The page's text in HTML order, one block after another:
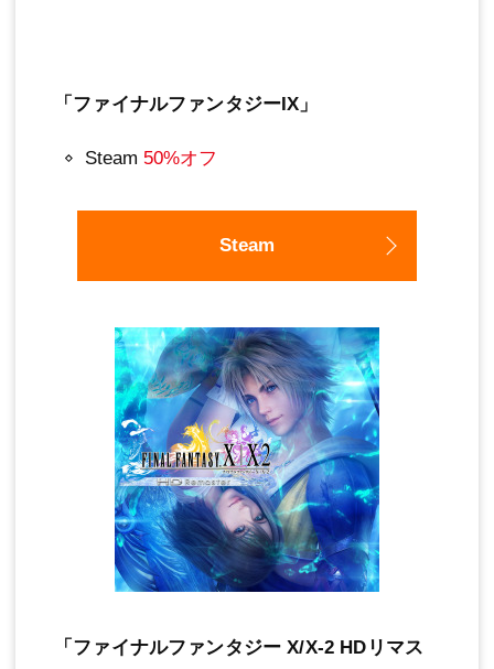
「ファイナルファンタジーIX」
Steam 50%オフ
Steam
「ファイナルファンタジー X/X-2 HDリマス